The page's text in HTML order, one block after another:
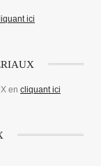
ici
en cliquant ici